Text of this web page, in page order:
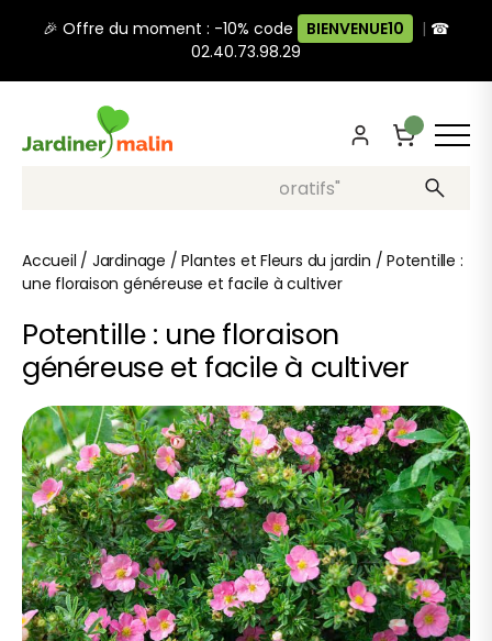
🎉 Offre du moment : -10% code BIENVENUE10 | ☎
02.40.73.98.29
Recherche, ex: "pots décoratifs"
Accueil / Jardinage /Plantes et Fleurs du jardin /Potentille :
une floraison généreuse et facile à cultiver
Potentille : une floraison
généreuse et facile à cultiver